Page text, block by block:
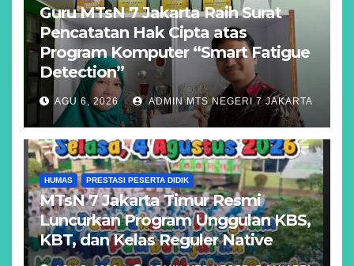
Guru MTsN 7 Jakarta Raih Surat
Pencatatan Hak Cipta atas
Program Komputer “Smart Fatigue
Detection”
AGU 6, 2026 ADMIN MTS NEGERI 7 JAKARTA
HUMAS PRESTASI PESERTA DIDIK
MTsN 7 Jakarta Timur Resmi
Luncurkan Program Unggulan KBS,
KBT, dan Kelas Reguler Native